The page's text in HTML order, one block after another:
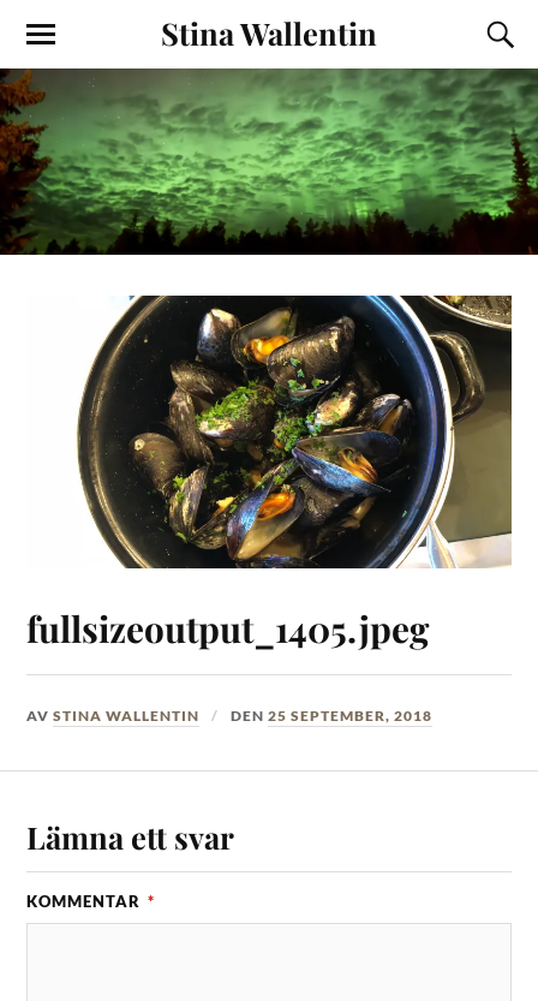
Stina Wallentin
fullsizeoutput_1405.jpeg
AVSTINA WALLENTIN DEN25 SEPTEMBER, 2018
Lämna ett svar
KOMMENTAR *